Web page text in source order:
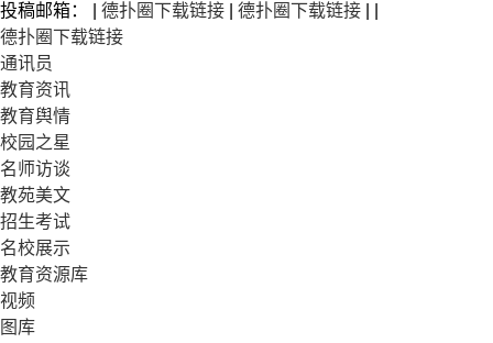
投稿邮箱： | 德扑圈下载链接 德扑圈下载链接
德扑圈下载链接
通讯员
教育资讯
教育舆情
校园之星
名师访谈
教苑美文
招生考试
名校展示
教育资源库
视频
图库